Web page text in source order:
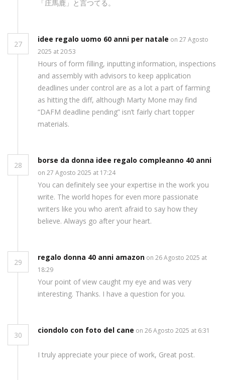
「庄馬鹿」と言つてる。
27
idee regalo uomo 60 anni per natale on 27 Agosto
2025 at 20:53
Hours of form filling, inputting information, inspections
and assembly with advisors to keep application
deadlines under control are as a lot a part of farming
as hitting the diff, although Marty Mone may find
“DAFM deadline pending” isn’t fairly chart topper
materials.
28
borse da donna idee regalo compleanno 40 anni
on 27 Agosto 2025 at 17:24
You can definitely see your expertise in the work you
write. The world hopes for even more passionate
writers like you who aren’t afraid to say how they
believe. Always go after your heart.
29
regalo donna 40 anni amazon on 26 Agosto 2025 at
18:29
Your point of view caught my eye and was very
interesting. Thanks. I have a question for you.
30
ciondolo con foto del cane on 26 Agosto 2025 at 6:31
I truly appreciate your piece of work, Great post.